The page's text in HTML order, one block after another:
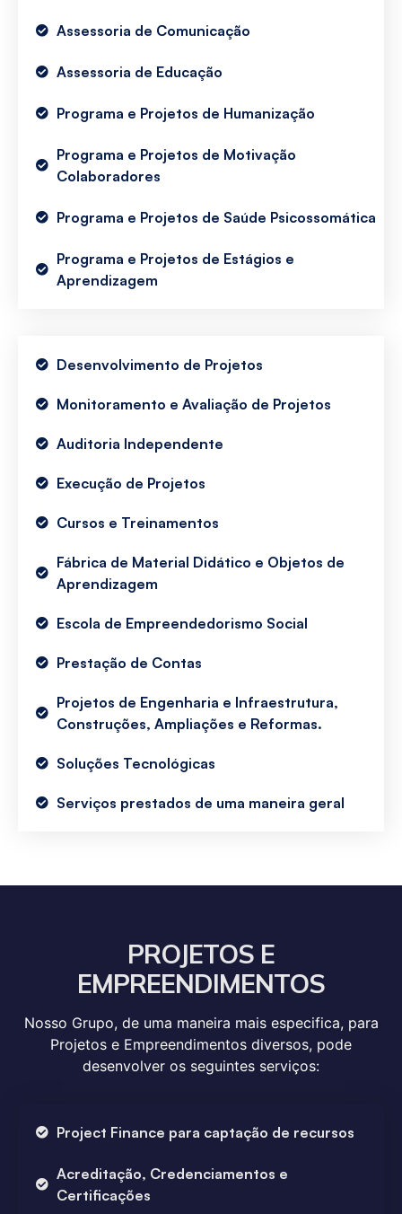
Assessoria de Comunicação
Assessoria de Educação
Programa e Projetos de Humanização
Programa e Projetos de Motivação
Colaboradores
Programa e Projetos de Saúde Psicossomática
Programa e Projetos de Estágios e
Aprendizagem
Desenvolvimento de Projetos
Monitoramento e Avaliação de Projetos
Auditoria Independente
Execução de Projetos
Cursos e Treinamentos
Fábrica de Material Didático e Objetos de
Aprendizagem
Escola de Empreendedorismo Social
Prestação de Contas
Projetos de Engenharia e Infraestrutura,
Construções, Ampliações e Reformas.
Soluções Tecnológicas
Serviços prestados de uma maneira geral
PROJETOS E
EMPREENDIMENTOS
Nosso Grupo, de uma maneira mais especifica, para
Projetos e Empreendimentos diversos, pode
desenvolver os seguintes serviços:
Project Finance para captação de recursos
Acreditação, Credenciamentos e
Certificações